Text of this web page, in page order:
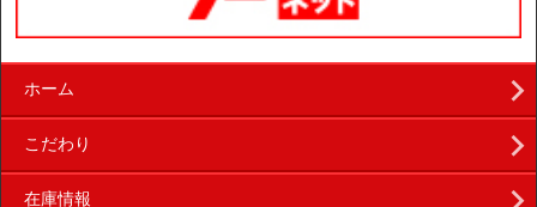
ホーム
こだわり
在庫情報